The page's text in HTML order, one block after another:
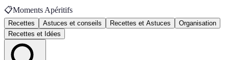
📋Moments Apéritifs
Recettes Astuces et conseils Recettes et Astuces
Organisation
Recettes et Idées